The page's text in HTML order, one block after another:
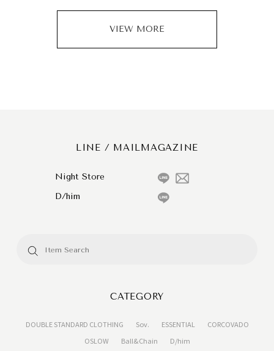
VIEW MORE
LINE / MAILMAGAZINE
Night Store
D/him
CATEGORY
DOUBLE STANDARD CLOTHING Sov. ESSENTIAL
CORCOVADO
OSLOW
Ball&Chain
D/him